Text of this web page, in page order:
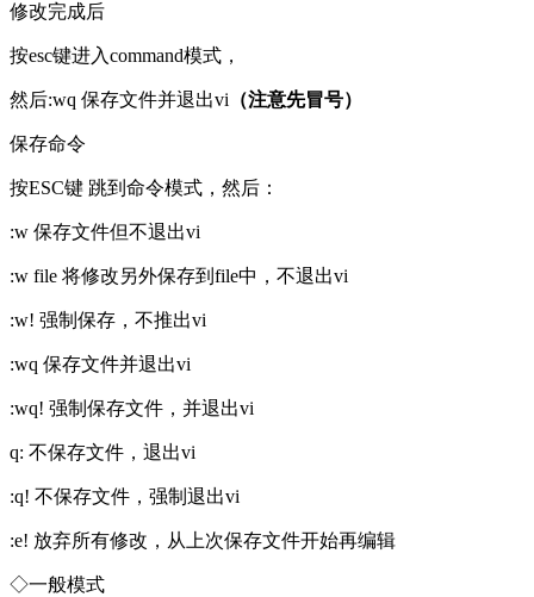
修改完成后
按esc键进入command模式，
然后:wq 保存文件并退出vi （注意先冒号）
保存命令
按ESC键 跳到命令模式，然后：
:w 保存文件但不退出vi
:w file 将修改另外保存到file中，不退出vi
:w! 强制保存，不推出vi
:wq 保存文件并退出vi
:wq! 强制保存文件，并退出vi
q: 不保存文件，退出vi
:q! 不保存文件，强制退出vi
:e! 放弃所有修改，从上次保存文件开始再编辑
◇一般模式